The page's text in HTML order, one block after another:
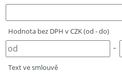
Hodnota bez DPH v CZK (od - do)
-
Text ve smlouvě